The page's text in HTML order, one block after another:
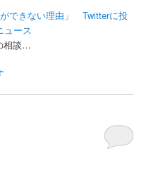
ができない理由」 Twitterに投
ュース
相談…